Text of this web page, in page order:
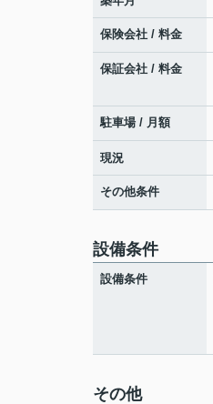
保険会社 / 料金
保証会社 / 料金
駐車場 / 月額
現況
その他条件
設備条件
設備条件
その他